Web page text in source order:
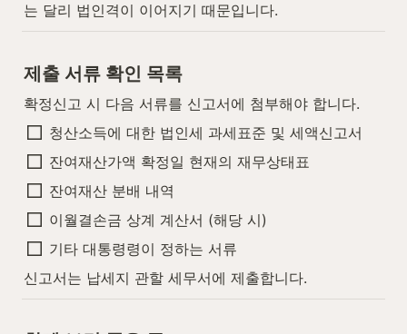
는 달리 법인격이 이어지기 때문입니다.
제출 서류 확인 목록
확정신고 시 다음 서류를 신고서에 첨부해야 합니다.
청산소득에 대한 법인세 과세표준 및 세액신고서
잔여재산가액 확정일 현재의 재무상태표
잔여재산 분배 내역
이월결손금 상계 계산서 (해당 시)
기타 대통령령이 정하는 서류
신고서는 납세지 관할 세무서에 제출합니다.